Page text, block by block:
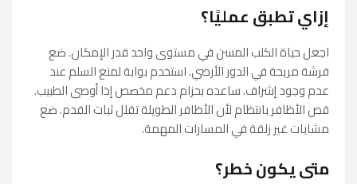
إزاي تطبق عمليًا؟
اجعل حياة الكلب المسن في مستوى واحد قدر الإمكان. ضع
فرشة مريحة في الدور الأرضي. استخدم بوابة لمنع السلم عند
عدم وجود إشراف. ساعده بحزام دعم مخصص إذا أوصى الطبيب.
قص الأظافر بانتظام لأن الأظافر الطويلة تقلل ثبات القدم. ضع
مشايات غير زلقة في المسارات المهمة.
متى يكون خطر؟